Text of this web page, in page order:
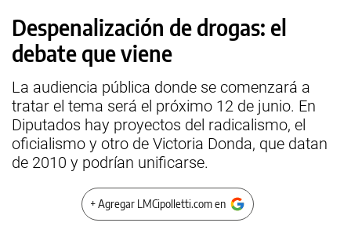
Despenalización de drogas: el
debate que viene
La audiencia pública donde se comenzará a
tratar el tema será el próximo 12 de junio. En
Diputados hay proyectos del radicalismo, el
oficialismo y otro de Victoria Donda, que datan
de 2010 y podrían unificarse.
+ Agregar LMCipolletti.com en